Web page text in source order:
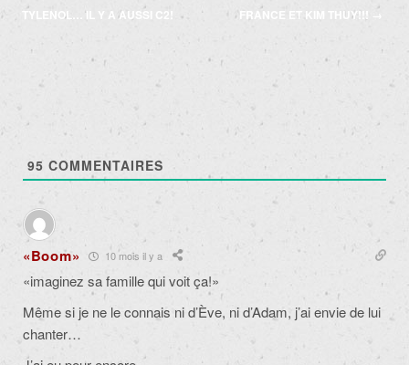
des
TYLENOL… IL Y A AUSSI C2!
FRANCE ET KIM THUY!!!
→
95 COMMENTAIRES
«Boom» 10 mois il y a
«imaginez sa famille qui voit ça!»
Même si je ne le connais ni d’Ève, ni d’Adam, j’ai envie de lui
chanter…